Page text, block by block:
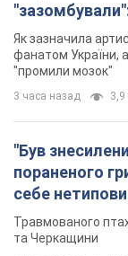
"зазомбували":
не знав, а
українців
Як зазначила
фанатом України,
"промили мозок"
3 часа назад 3,9
"Був
пораненого
себе
Травмованого
та Черкащини